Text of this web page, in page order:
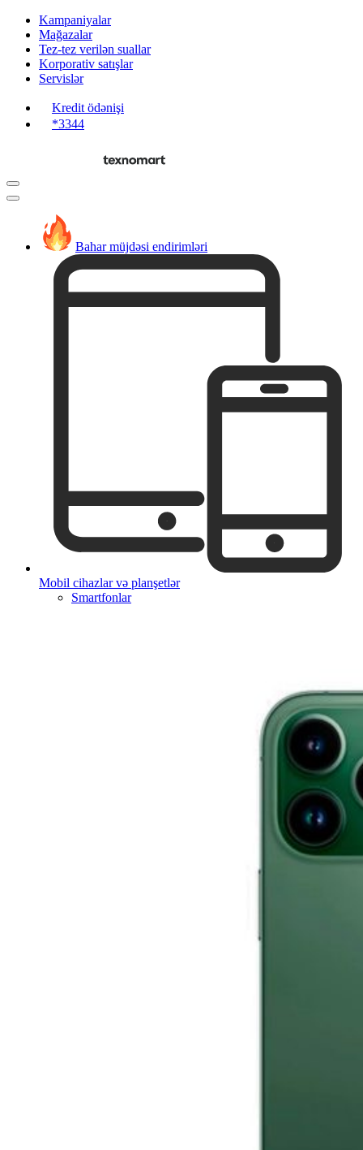
Kampaniyalar
Mağazalar
Tez-tez verilən suallar
Korporativ satışlar
Servislər
Kredit ödənişi
*3344
Bahar müjdəsi endirimləri
Mobil cihazlar və planşetlər
Smartfonlar